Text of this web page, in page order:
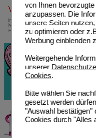
von Ihnen
anzupassen. Die
unsere Seiten
zu optimieren oder
Werbung einblenden
Weitergehende
unserer
Cookies.
Bitte wählen Sie
gesetzt werden
"Auswahl bestätigen"
Cookies durch "Alles
Versandkostenfrei
innerhalb Deutschlands bei einem
Mindestbestellwert von 13,99 Euro oder
Einsendung eines Kassenrezeptes